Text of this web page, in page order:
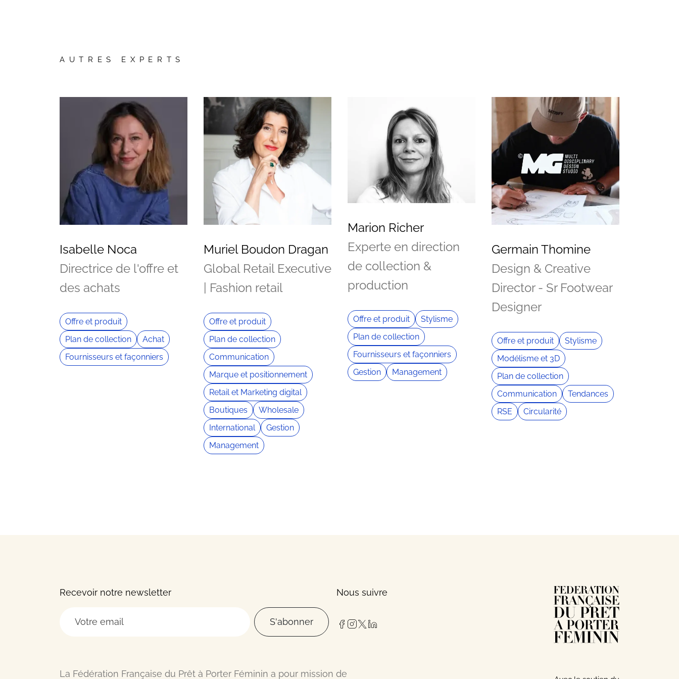
AUTRES EXPERTS
Isabelle Noca
Directrice de l'offre et
des achats
Offre et produit
Plan de collection
Achat
Fournisseurs et façonniers
Muriel Boudon Dragan
Global Retail Executive
| Fashion retail
Offre et produit
Plan de collection
Communication
Marque et positionnement
Retail et Marketing digital
Boutiques
Wholesale
International
Gestion
Management
Marion Richer
Experte en direction
de collection &
production
Offre et produit
Stylisme
Plan de collection
Fournisseurs et façonniers
Gestion
Management
Germain Thomine
Design & Creative
Director - Sr Footwear
Designer
Offre et produit
Stylisme
Modélisme et 3D
Plan de collection
Communication
Tendances
RSE
Circularité
Recevoir notre newsletter
S'abonner
Nous suivre
La Fédération Française du Prêt à Porter Féminin a pour mission de